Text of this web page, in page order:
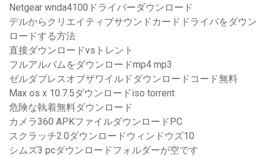
Netgear wnda4100ドライバーダウンロード
デルからクリエイティブサウンドカードドライバをダウン
ロードする方法
直接ダウンロードvsトレント
フルアルバムをダウンロードmp4 mp3
ゼルダブレスオブザワイルドダウンロードコード無料
Max os x 10.7.5ダウンロードiso torrent
危険な執着無料ダウンロード
カメラ360 APKファイルダウンロードPC
スクラッチ2.0ダウンロードウィンドウズ10
シムズ3 pcダウンロードフォルダーが空です